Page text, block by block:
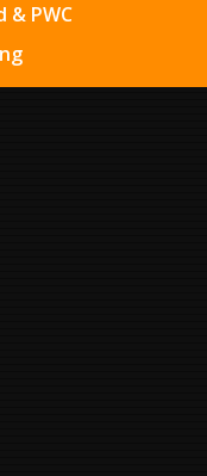
& PWC